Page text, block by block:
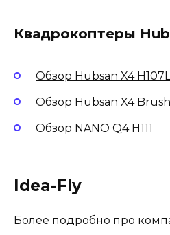
Квадрокоптеры
Обзор Hubsan X4 H107L
Обзор Hubsan X4
Обзор NANO Q4 H111
Idea-Fly
Более подробно про